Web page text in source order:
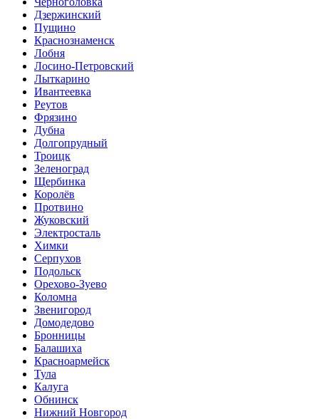
Дзержинский
Пущино
Краснознаменск
Лобня
Лосино-Петровский
Лыткарино
Ивантеевка
Реутов
Фрязино
Дубна
Долгопрудный
Троицк
Зеленоград
Щербинка
Королёв
Протвино
Жуковский
Электросталь
Химки
Серпухов
Подольск
Орехово-Зуево
Коломна
Звенигород
Домодедово
Бронницы
Балашиха
Красноармейск
Тула
Калуга
Обнинск
Нижний Новгород